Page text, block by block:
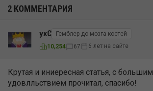
2 КОММЕНТАРИЯ
yx0
Гемблер до мозга костей
10,254
67 6 лет на сайте
Крутая и иниересная статья, с большим
удовлльствием прочитал, спасибо!